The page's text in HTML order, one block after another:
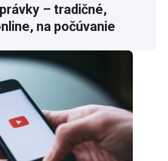
– tradičné,
na počúvanie